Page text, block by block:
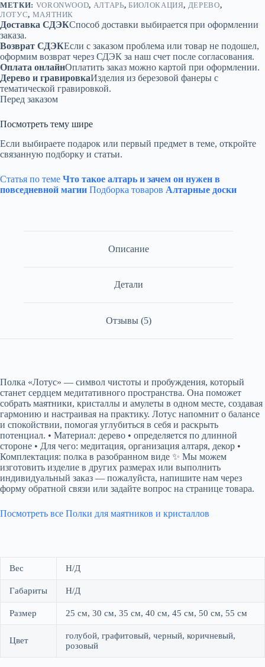
МЕТКИ: VORONWOOD, АЛТАРЬ, БИОЛОКАЦИЯ, ДЕРЕВО,
ЛОТУС, МАЯТНИК
Доставка СДЭКСпособ доставки выбирается при оформлении
заказа.
Возврат СДЭКЕсли с заказом проблема или товар не подошел,
оформим возврат через СДЭК за наш счет после согласования.
Оплата онлайнОплатить заказ можно картой при оформлении.
Дерево и гравировкаИзделия из березовой фанеры с
тематической гравировкой.
Перед заказом
Посмотреть тему шире
Если выбираете подарок или первый предмет в теме, откройте
связанную подборку и статьи.
Статья по теме Что такое алтарь и зачем он нужен в
повседневной магии Подборка товаров Алтарные доски
Описание
Детали
Отзывы (5)
Полка «Лотус» — символ чистоты и пробуждения, который
станет сердцем медитативного пространства. Она поможет
собрать маятники, кристаллы и амулеты в одном месте, создавая
гармонию и настраивая на практику. Лотус напомнит о балансе
и спокойствии, помогая углубиться в себя и раскрыть
потенциал. • Материал: дерево • определяется по длинной
стороне • Для чего: медитация, организация алтаря, декор •
Комплектация: полка в разобранном виде ✨ Мы можем
изготовить изделие в других размерах или выполнить
индивидуальный заказ — пожалуйста, напишите нам через
форму обратной связи или задайте вопрос на странице товара.
Посмотреть все Полки для маятников и кристаллов
Вес Н/Д
Габариты Н/Д
Размер 25 см, 30 см, 35 см, 40 см, 45 см, 50 см, 55 см
Цвет
голубой, графитовый, черный, коричневый,
розовый